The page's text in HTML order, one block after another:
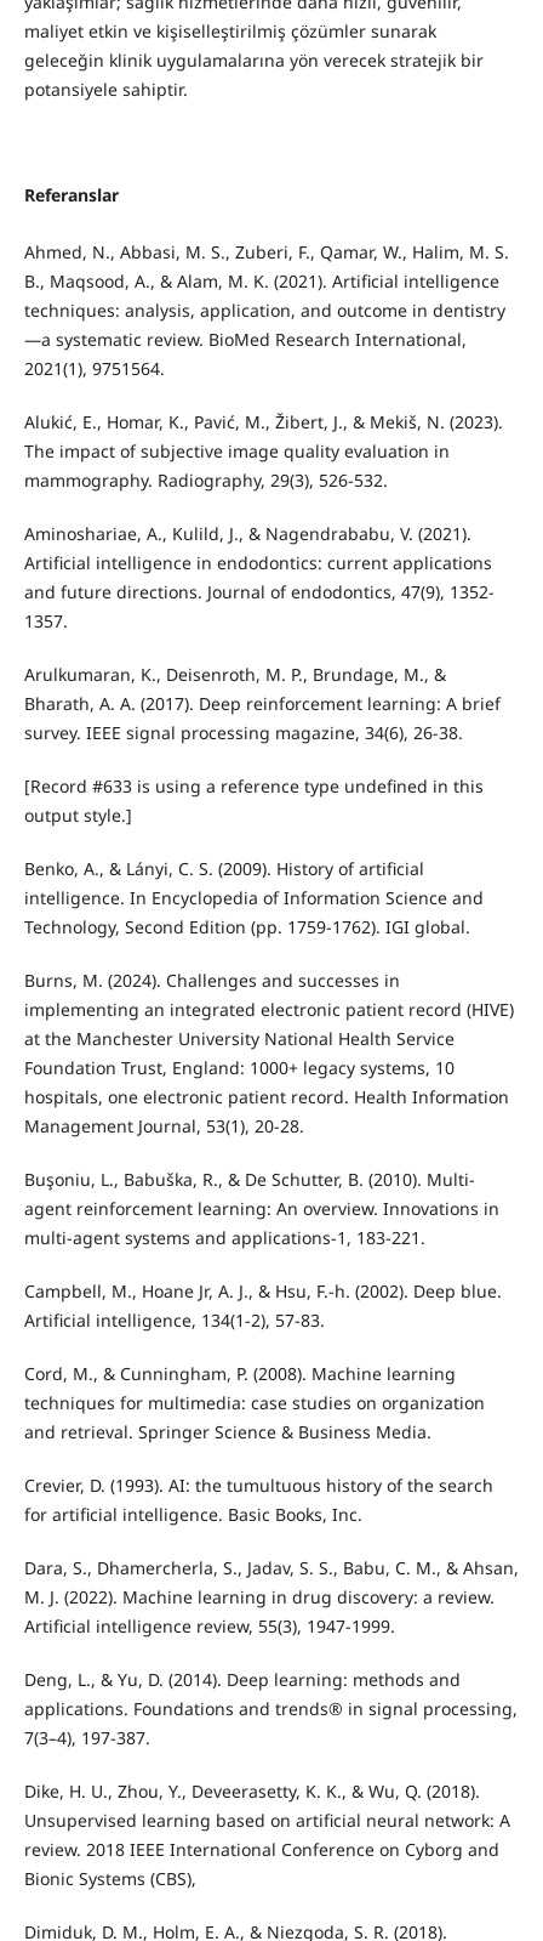
maliyet etkin ve kişiselleştirilmiş çözümler sunarak
geleceğin klinik uygulamalarına yön verecek stratejik bir
potansiyele sahiptir.
Referanslar
Ahmed, N., Abbasi, M. S., Zuberi, F., Qamar, W., Halim, M. S.
B., Maqsood, A., & Alam, M. K. (2021). Artificial intelligence
techniques: analysis, application, and outcome in dentistry
—a systematic review. BioMed Research International,
2021(1), 9751564.
Alukić, E., Homar, K., Pavić, M., Žibert, J., & Mekiš, N. (2023).
The impact of subjective image quality evaluation in
mammography. Radiography, 29(3), 526-532.
Aminoshariae, A., Kulild, J., & Nagendrababu, V. (2021).
Artificial intelligence in endodontics: current applications
and future directions. Journal of endodontics, 47(9), 1352-
1357.
Arulkumaran, K., Deisenroth, M. P., Brundage, M., &
Bharath, A. A. (2017). Deep reinforcement learning: A brief
survey. IEEE signal processing magazine, 34(6), 26-38.
[Record #633 is using a reference type undefined in this
output style.]
Benko, A., & Lányi, C. S. (2009). History of artificial
intelligence. In Encyclopedia of Information Science and
Technology, Second Edition (pp. 1759-1762). IGI global.
Burns, M. (2024). Challenges and successes in
implementing an integrated electronic patient record (HIVE)
at the Manchester University National Health Service
Foundation Trust, England: 1000+ legacy systems, 10
hospitals, one electronic patient record. Health Information
Management Journal, 53(1), 20-28.
Buşoniu, L., Babuška, R., & De Schutter, B. (2010). Multi-
agent reinforcement learning: An overview. Innovations in
multi-agent systems and applications-1, 183-221.
Campbell, M., Hoane Jr, A. J., & Hsu, F.-h. (2002). Deep blue.
Artificial intelligence, 134(1-2), 57-83.
Cord, M., & Cunningham, P. (2008). Machine learning
techniques for multimedia: case studies on organization
and retrieval. Springer Science & Business Media.
Crevier, D. (1993). AI: the tumultuous history of the search
for artificial intelligence. Basic Books, Inc.
Dara, S., Dhamercherla, S., Jadav, S. S., Babu, C. M., & Ahsan,
M. J. (2022). Machine learning in drug discovery: a review.
Artificial intelligence review, 55(3), 1947-1999.
Deng, L., & Yu, D. (2014). Deep learning: methods and
applications. Foundations and trends® in signal processing,
7(3–4), 197-387.
Dike, H. U., Zhou, Y., Deveerasetty, K. K., & Wu, Q. (2018).
Unsupervised learning based on artificial neural network: A
review. 2018 IEEE International Conference on Cyborg and
Bionic Systems (CBS),
Dimiduk, D. M., Holm, E. A., & Niezgoda, S. R. (2018).